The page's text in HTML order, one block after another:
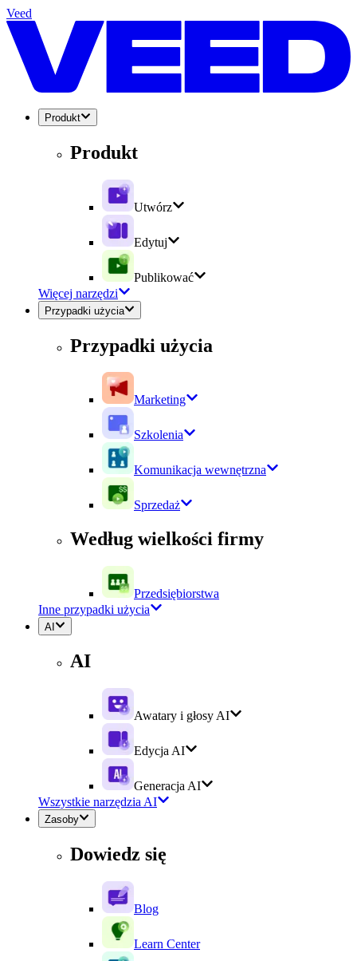
Veed
Produkt
Produkt
Utwórz
Edytuj
Publikować
Więcej narzędzi
Przypadki użycia
Przypadki użycia
Marketing
Szkolenia
Komunikacja wewnętrzna
Sprzedaż
Według wielkości firmy
Przedsiębiorstwa
Inne przypadki użycia
AI
AI
Awatary i głosy AI
Edycja AI
Generacja AI
Wszystkie narzędzia AI
Zasoby
Dowiedz się
Blog
Learn Center